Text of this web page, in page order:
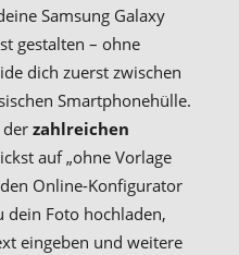
Samsung Galaxy
gestalten – ohne
dich zuerst zwischen
Smartphonehülle.
zahlreichen
auf „ohne Vorlage
Online-Konfigurator
dein Foto hochladen,
eingeben und weitere